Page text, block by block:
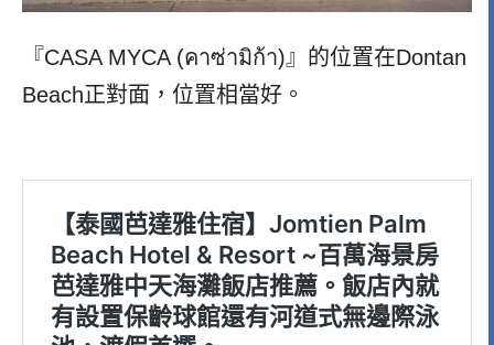
『CASA MYCA (คาซ่ามิก้า)』的位置在Dontan
Beach正對面，位置相當好。